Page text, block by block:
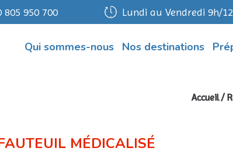
805 950 700 Lundi au Vendredi 9h/
Qui sommes-nous Nos destinations
Accueil/
MÉDICALISÉ